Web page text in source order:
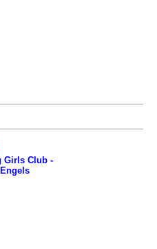
Girls Club -